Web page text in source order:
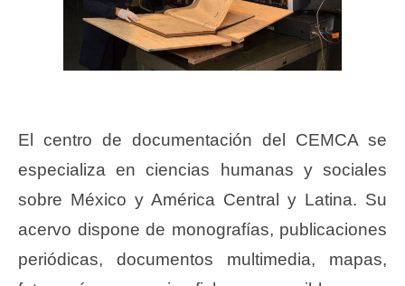
El centro de documentación del CEMCA se
especializa en ciencias humanas y sociales
sobre México y América Central y Latina. Su
acervo dispone de monografías, publicaciones
periódicas, documentos multimedia, mapas,